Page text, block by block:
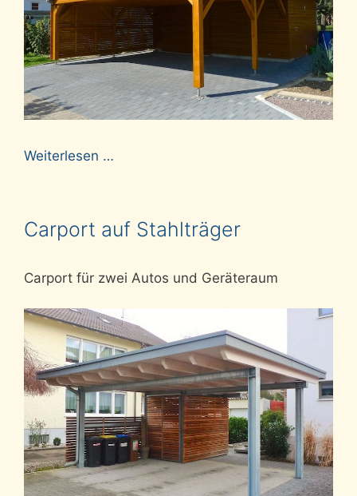
Weiterlesen …
Carport auf Stahlträger
Carport für zwei Autos und Geräteraum